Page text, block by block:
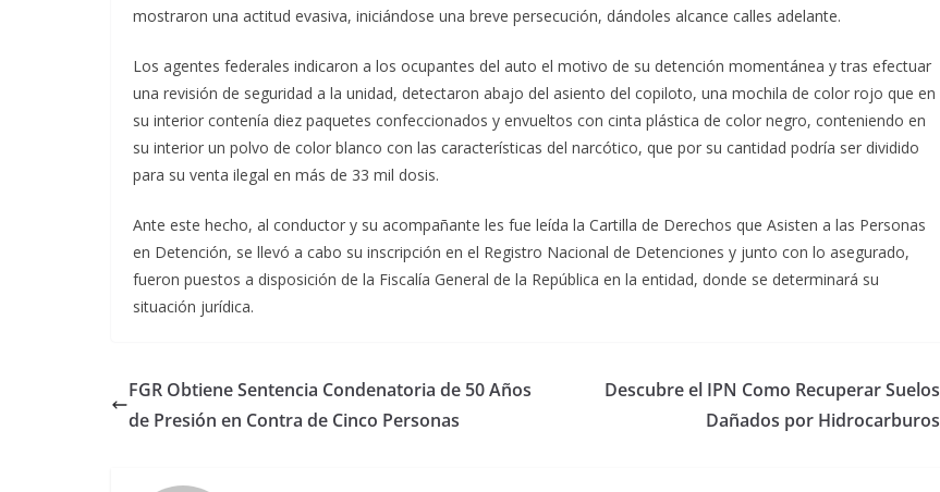
mostraron una actitud evasiva, iniciándose una breve persecución, dándoles alcance calles adelante.
Los agentes federales indicaron a los ocupantes del auto el motivo de su detención momentánea y tras efectuar
una revisión de seguridad a la unidad, detectaron abajo del asiento del copiloto, una mochila de color rojo que en
su interior contenía diez paquetes confeccionados y envueltos con cinta plástica de color negro, conteniendo en
su interior un polvo de color blanco con las características del narcótico, que por su cantidad podría ser dividido
para su venta ilegal en más de 33 mil dosis.
Ante este hecho, al conductor y su acompañante les fue leída la Cartilla de Derechos que Asisten a las Personas
en Detención, se llevó a cabo su inscripción en el Registro Nacional de Detenciones y junto con lo asegurado,
fueron puestos a disposición de la Fiscalía General de la República en la entidad, donde se determinará su
situación jurídica.
FGR Obtiene Sentencia Condenatoria de 50 Años
de Presión en Contra de Cinco Personas
Descubre el IPN Como Recuperar Suelos
Dañados por Hidrocarburos